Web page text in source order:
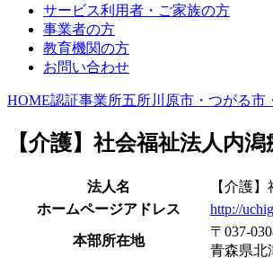
サービス利用者・ご家族の方
事業者の方
教育機関の方
お問い合わせ
HOME認証事業所五所川原市・つがる市
【介護】社会福祉法人内
法人名
【介護
ホームページアドレス
http://
本部所在地
〒037-
青森県北